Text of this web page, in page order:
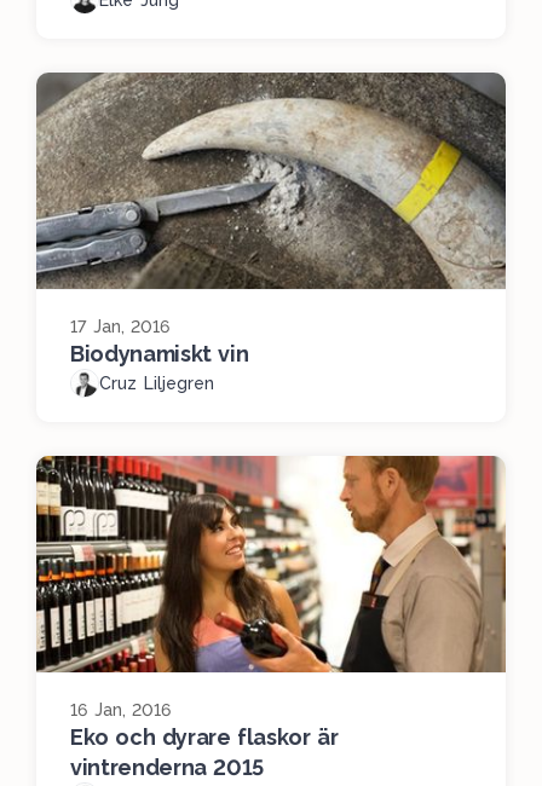
17 Jan, 2016
Biodynamiskt vin
Cruz Liljegren
16 Jan, 2016
Eko och dyrare flaskor är
vintrenderna 2015